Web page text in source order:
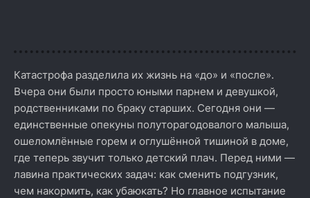
Катастрофа разделила их жизнь на «до» и «после».
Вчера они были просто юными парнем и девушкой,
родственниками по браку старших. Сегодня они —
единственные опекуны полуторагодовалого малыша,
ошеломлённые горем и оглушённой тишиной в доме,
где теперь звучит только детский плач. Перед ними —
лавина практических задач: как сменить подгузник,
чем накормить, как убаюкать? Но главное испытание